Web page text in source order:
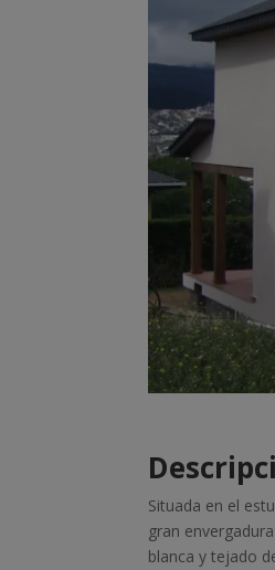
Situada en el
gran envergadura
blanca y tejado